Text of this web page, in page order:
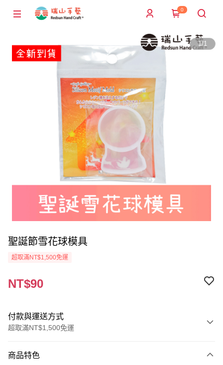
0
1/1
聖誕節雪花球模具
超取滿NT$1,500免運
NT$90
付款與運送方式
超取滿NT$1,500免運
信用卡一次付款
商品特色